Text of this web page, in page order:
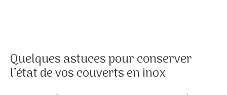
Quelques astuces pour conserver
l’état de vos couverts en inox